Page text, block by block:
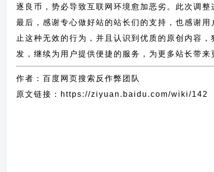
逐良币，势必导致互联网环境愈加恶劣。此次调整
最后，感谢专心做好站的站长们的支持，也感谢
止这种无效的行为，并且认识到优质的原创内容
发，继续为用户提供便捷的服务，为更多站长带来
作者：百度网页搜索反作弊团队
原文链接：https://ziyuan.baidu.com/wiki/142